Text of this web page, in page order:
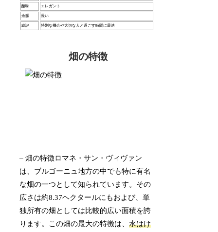
酸味 エレガント
余韻 長い
総評 特別な機会や大切な人と過ごす時間に最適
畑の特徴
– 畑の特徴ロマネ・サン・ヴィヴァン
は、ブルゴーニュ地方の中でも特に有名
な畑の一つとして知られています。その
広さは約8.37ヘクタールにもおよび、単
独所有の畑としては比較的広い面積を誇
ります。この畑の最大の特徴は、水はけ